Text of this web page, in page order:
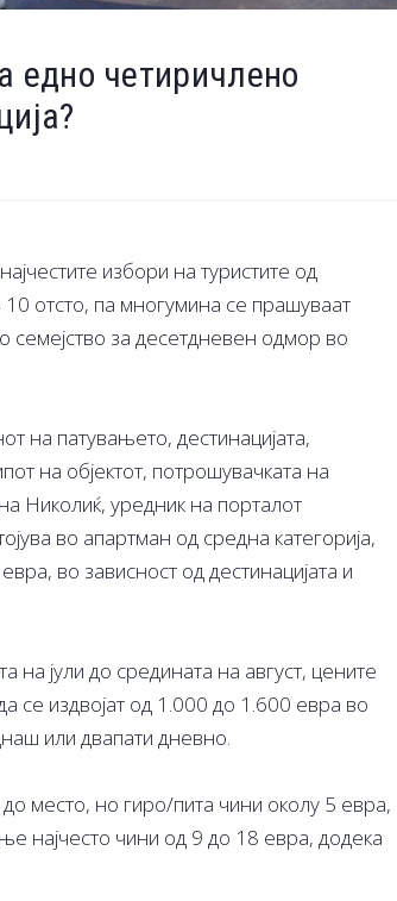
едно четиричлено
избори на туристите од
отсто, па многумина се прашуваат
семејство за десетдневен одмор во
на патувањето, дестинацијата,
на објектот, потрошувачката на
Николиќ, уредник на порталот
во апартман од средна категорија,
во зависност од дестинацијата и
јули до средината на август, цените
се издвојат од 1.000 до 1.600 евра во
или двапати дневно.
место, но гиро/пита чини околу 5 евра,
најчесто чини од 9 до 18 евра, додека